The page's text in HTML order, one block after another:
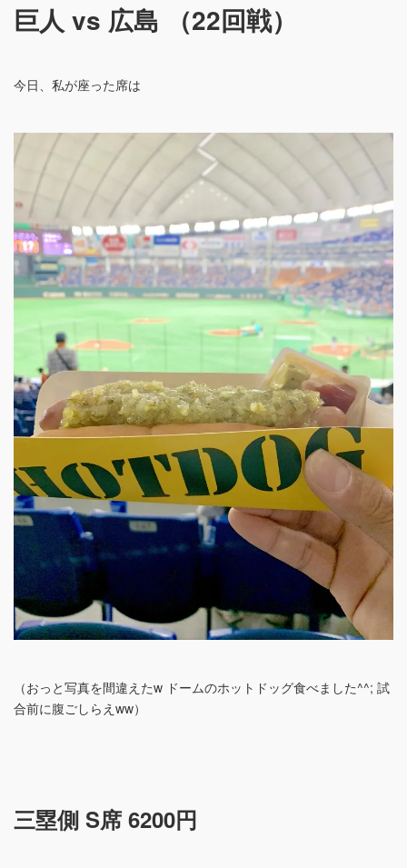
巨人 vs 広島 （22回戦）
今日、私が座った席は
（おっと写真を間違えたw ドームのホットドッグ食べました^^; 試
合前に腹ごしらえww）
三塁側 S席 6200円